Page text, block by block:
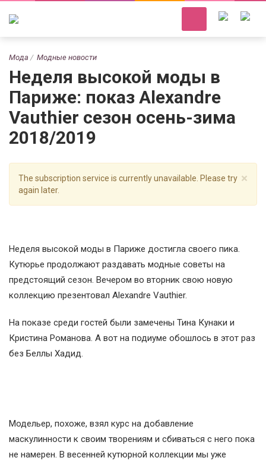
Мода Модные новости
Неделя высокой моды в
Париже: показ Alexandre
Vauthier сезон осень-зима
2018/2019
×
The subscription service is currently unavailable. Please try
again later.
Неделя высокой моды в Париже достигла своего пика.
Кутюрье продолжают раздавать модные советы на
предстоящий сезон. Вечером во вторник свою новую
коллекцию презентовал Alexandre Vauthier.
На показе среди гостей были замечены Тина Кунаки и
Кристина Романова. А вот на подиуме обошлось в этот раз
без Беллы Хадид.
Модельер, похоже, взял курс на добавление
маскулинности к своим творениям и сбиваться с него пока
не намерен. В весенней кутюрной коллекции мы уже